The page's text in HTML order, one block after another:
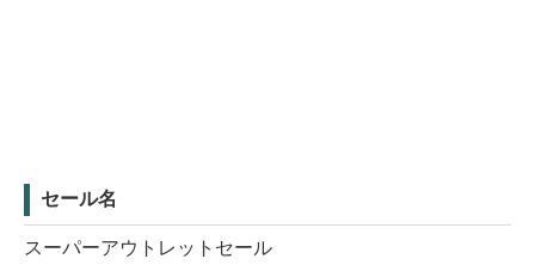
セール名
スーパーアウトレットセール